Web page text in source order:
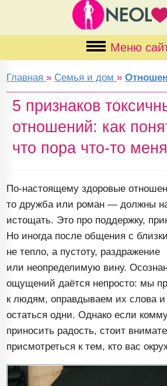
Меню
Главная » Семья и дом »
5 признаков
отношений: как
что пора что-то
По-настоящему здоровые
то дружба или роман — должны
истощать. Это про поддержку,
Но иногда после общения с
не тепло, а пустоту, раздражение
или неопределимую вину.
ощущений даётся непросто: мы
к людям, оправдываем их слова и
остаться одни. Однако если
приносить радость, стоит
присмотреться к тем, кто вас